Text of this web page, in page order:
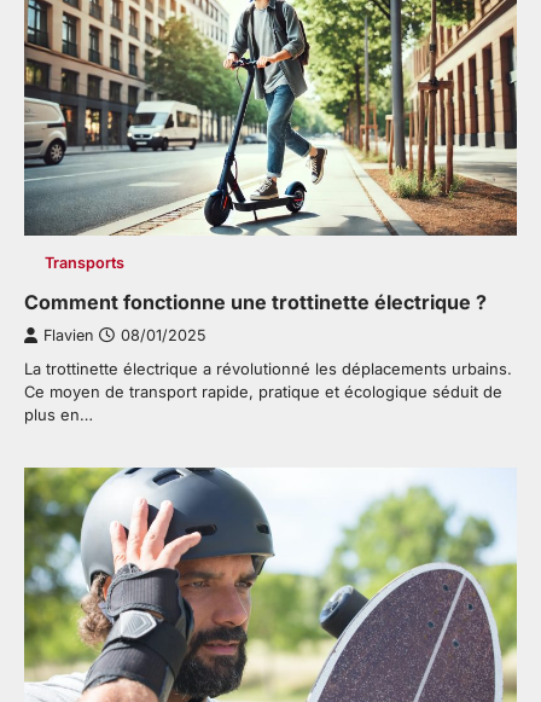
Transports
Comment fonctionne une trottinette électrique ?
Flavien 08/01/2025
La trottinette électrique a révolutionné les déplacements urbains.
Ce moyen de transport rapide, pratique et écologique séduit de
plus en…